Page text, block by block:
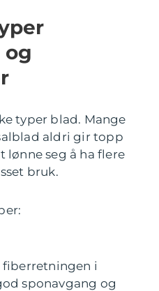
og
typer blad. Mange
aldri gir topp
lønne seg å ha flere
bruk.
fiberretningen i
sponavgang og